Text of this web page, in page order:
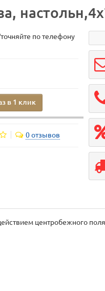
по телефону
в 1 клик
0 отзывов
центробежного